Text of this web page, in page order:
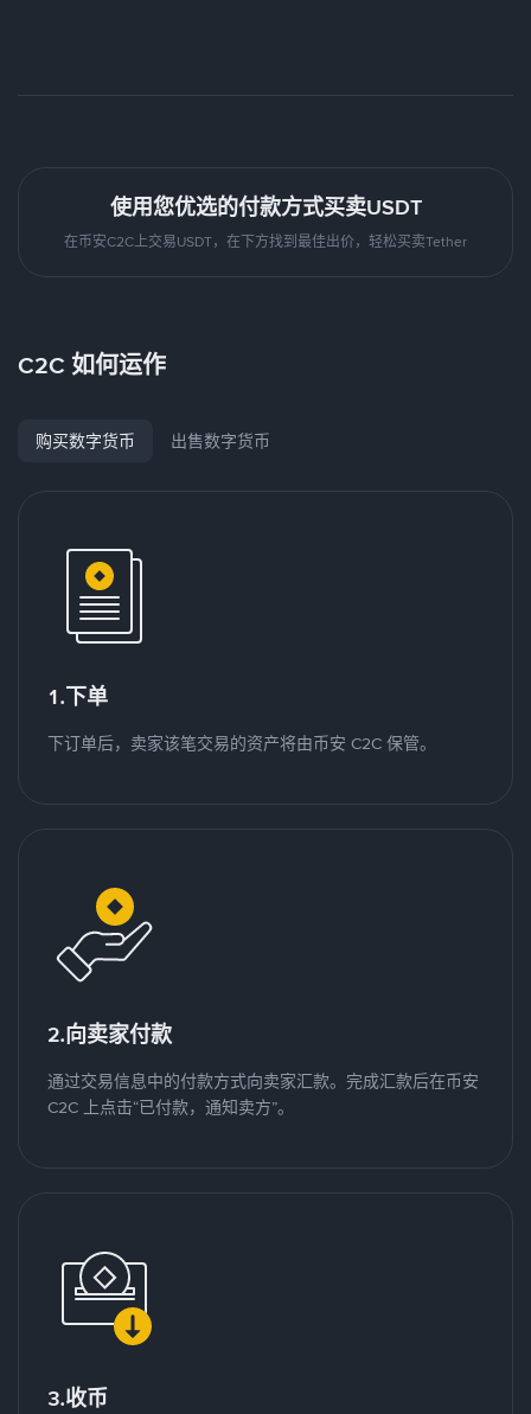
使用您优选的付款方式买卖USDT
在币安C2C上交易USDT，在下方找到最佳出价，轻松买卖Tether
C2C 如何运作
购买数字货币 出售数字货币
1.下单
下订单后，卖家该笔交易的资产将由币安 C2C 保管。
2.向卖家付款
通过交易信息中的付款方式向卖家汇款。完成汇款后在币安
C2C 上点击“已付款，通知卖方”。
3.收币